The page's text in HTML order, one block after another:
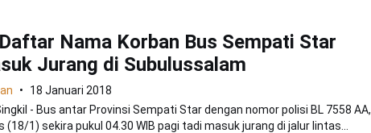
Nama Korban Bus Sempati Star
Jurang di Subulussalam
18 Januari 2018
- Bus antar Provinsi Sempati Star dengan nomor polisi BL 7558 AA,
(18/1) sekira pukul 04.30 WIB pagi tadi masuk jurang di jalur lintas...